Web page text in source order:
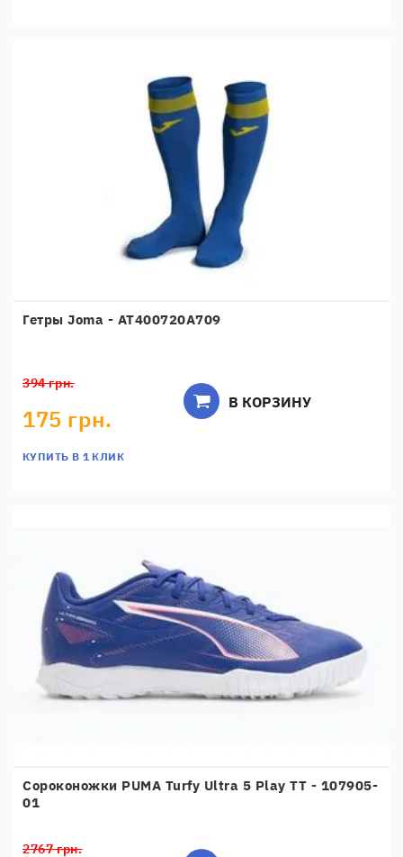
Гетры Joma - AT400720A709
394 грн.
175 грн.
КУПИТЬ В 1 КЛИК
В КОРЗИНУ
Сороконожки PUMA Turfy Ultra 5 Play TT - 107905-
01
2767 грн.